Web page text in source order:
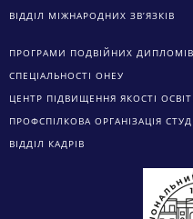
ВІДДІЛ МІЖНАРОДНИХ ЗВ’ЯЗКІВ
ПРОГРАМИ ПОДВІЙНИХ ДИПЛОМІВ
СПЕЦІАЛЬНОСТІ ОНЕУ
ЦЕНТР ПІДВИЩЕННЯ ЯКОСТІ
ПРОФСПІЛКОВА ОРГАНІЗАЦІЯ
ВІДДІЛ КАДРІВ